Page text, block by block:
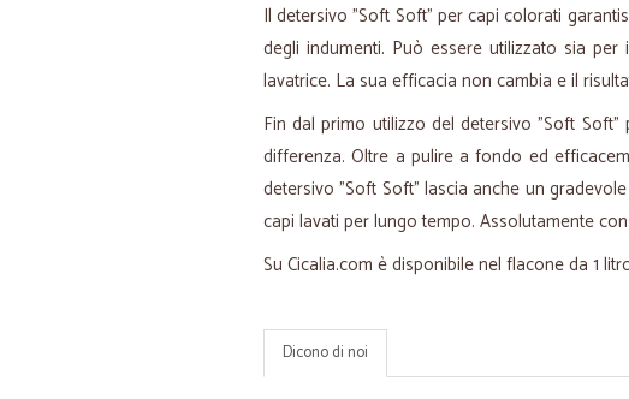
Il detersivo "Soft Soft" per capi colorati
degli indumenti. Può essere utilizzato sia
lavatrice. La sua efficacia non cambia e il
Fin dal primo utilizzo del detersivo "Soft
differenza. Oltre a pulire a fondo ed
detersivo "Soft Soft" lascia anche un
capi lavati per lungo tempo. Assolutamente
Su Cicalia.com è disponibile nel flacone da 1
Dicono di noi